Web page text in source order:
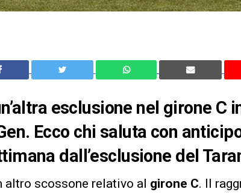
esclusione nel girone C
Ecco chi saluta con
dall’esclusione del
altro scossone relativo al girone C. Il